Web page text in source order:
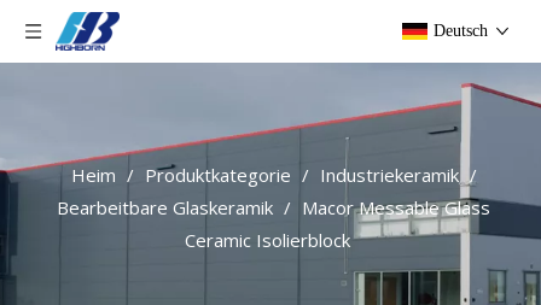
Deutsch
Heim / Produktkategorie / Industriekeramik /
Bearbeitbare Glaskeramik / Macor Messable Glass
Ceramic Isolierblock